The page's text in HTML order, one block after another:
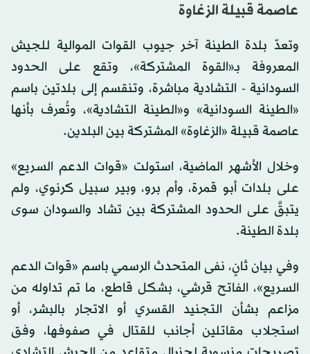
عاصمة قبيلة الزغاوة
وتعدّ بلدة الطينة آخر جيوب القوات الموالية للجيش
المعروفة بـ«القوة المشتركة»، وتقع على الحدود
السودانية - التشادية مباشرة، وتنقسم إلى بلدتين باسم
«الطينة السودانية» و«الطينة التشادية»، وتُعرف بأنها
عاصمة قبيلة «الزغاوة» المشتركة بين البلدين.
وخلال الأشهر الماضية، استولت «قوات الدعم السريع»
على بلدات أبو قمرة، وأم برو، وبير سبيل كرنوي، ولم
يتبقَّ على الحدود المشتركة بين تشاد والسودان سوى
بلدة الطينة.
وفي بيان ثانٍ، نفى المتحدث الرسمي باسم «قوات الدعم
السريع»، الفاتح قرشي، بشكل قاطع، ما تم تداوله من
مزاعم بشأن التجنيد القسري أو الاتجار بالبشر، أو
استجلاب مقاتلين أجانب للقتال في صفوفها، وفق